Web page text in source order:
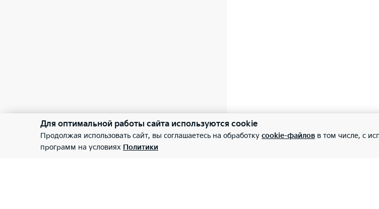
Для оптимальной работы сайта используются cookie
Продолжая использовать сайт, вы соглашаетесь на обработку cookie-файлов в том числе, с
программ на условиях Политики